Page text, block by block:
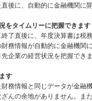
後に、自動的に金融機関に開
をタイムリーに把握できます
了直後に、年度決算書は税
務情報が自動的に金融機関
企業の経営状況を把握できま
す
務情報と同じデータが金融
んの余地がありません。ま